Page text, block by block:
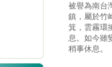
被譽為南台
鎮，屬於竹
箕，雲霧環
息。如今雖
稍事休息。